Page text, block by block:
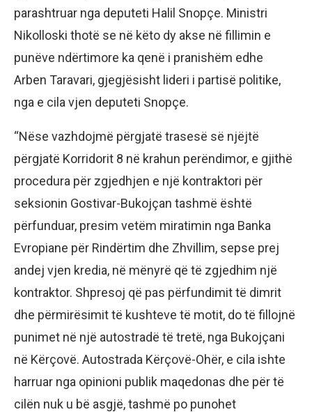
parashtruar nga deputeti Halil Snopçe. Ministri
Nikolloski thotë se në këto dy akse në fillimin e
punëve ndërtimore ka qenë i pranishëm edhe
Arben Taravari, gjegjësisht lideri i partisë politike,
nga e cila vjen deputeti Snopçe.
“Nëse vazhdojmë përgjatë trasesë së njëjtë
përgjatë Korridorit 8 në krahun perëndimor, e gjithë
procedura për zgjedhjen e një kontraktori për
seksionin Gostivar-Bukojçan tashmë është
përfunduar, presim vetëm miratimin nga Banka
Evropiane për Rindërtim dhe Zhvillim, sepse prej
andej vjen kredia, në mënyrë që të zgjedhim një
kontraktor. Shpresoj që pas përfundimit të dimrit
dhe përmirësimit të kushteve të motit, do të fillojnë
punimet në një autostradë të tretë, nga Bukojçani
në Kërçovë. Autostrada Kërçovë-Ohër, e cila ishte
harruar nga opinioni publik maqedonas dhe për të
cilën nuk u bë asgjë, tashmë po punohet